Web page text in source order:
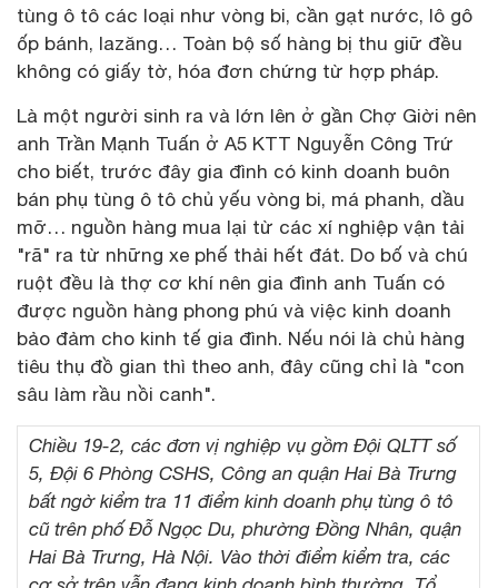
tùng ô tô các loại như vòng bi, cần gạt nước, lô gô
ốp bánh, lazăng… Toàn bộ số hàng bị thu giữ đều
không có giấy tờ, hóa đơn chứng từ hợp pháp.
Là một người sinh ra và lớn lên ở gần Chợ Giời nên
anh Trần Mạnh Tuấn ở A5 KTT Nguyễn Công Trứ
cho biết, trước đây gia đình có kinh doanh buôn
bán phụ tùng ô tô chủ yếu vòng bi, má phanh, dầu
mỡ… nguồn hàng mua lại từ các xí nghiệp vận tải
"rã" ra từ những xe phế thải hết đát. Do bố và chú
ruột đều là thợ cơ khí nên gia đình anh Tuấn có
được nguồn hàng phong phú và việc kinh doanh
bảo đảm cho kinh tế gia đình. Nếu nói là chủ hàng
tiêu thụ đồ gian thì theo anh, đây cũng chỉ là "con
sâu làm rầu nồi canh".
Chiều 19-2, các đơn vị nghiệp vụ gồm Đội QLTT số
5, Đội 6 Phòng CSHS, Công an quận Hai Bà Trưng
bất ngờ kiểm tra 11 điểm kinh doanh phụ tùng ô tô
cũ trên phố Đỗ Ngọc Du, phường Đồng Nhân, quận
Hai Bà Trưng, Hà Nội. Vào thời điểm kiểm tra, các